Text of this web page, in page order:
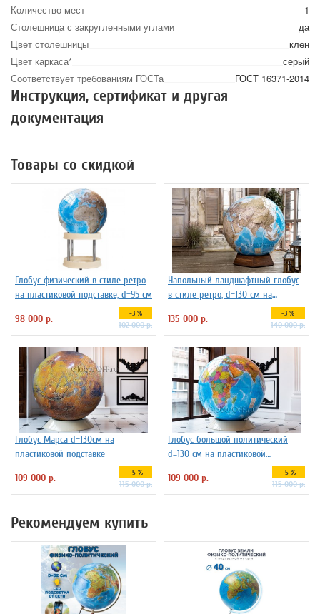
Количество мест
1
Столешница с закругленными углами
да
Цвет столешницы
клен
Цвет каркаса*
серый
Соответствует требованиям ГОСТа
ГОСТ 16371-2014
Инструкция, сертификат и другая
документация
Товары со скидкой
Глобус физический в стиле ретро
на пластиковой подставке, d=95 см
98 000 р.
-3 %
102 000 р.
Напольный ландшафтный глобус
в стиле ретро, d=130 см на
135 000 р. -3 %
140 000 р.
Глобус Марса d=130см на
пластиковой подставке
109 000 р.
-5 %
115 000 р.
Глобус большой политический
d=130 см на пластиковой
109 000 р. -5 %
115 000 р.
Рекомендуем купить